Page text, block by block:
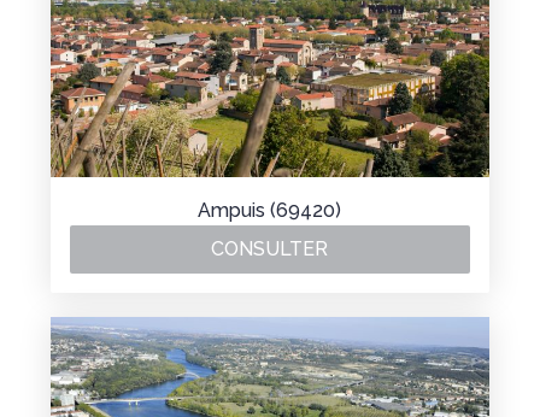
Ampuis (69420)
CONSULTER